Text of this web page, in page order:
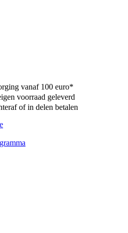
vanaf 100 euro*
voorraad geleverd
of in delen betalen